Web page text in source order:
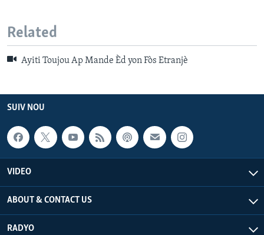
Related
Ayiti Toujou Ap Mande Èd yon Fòs Etranjè
SUIV NOU
VIDEO
ABOUT & CONTACT US
RADYO